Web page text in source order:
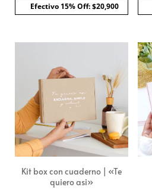
Efectivo 15% Off: $20,900
Kit box con cuaderno | «Te
quiero asi»